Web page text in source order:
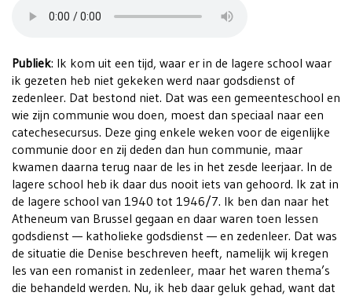
Publiek: Ik kom uit een tijd, waar er in de lagere school waar
ik gezeten heb niet gekeken werd naar godsdienst of
zedenleer. Dat bestond niet. Dat was een gemeenteschool en
wie zijn communie wou doen, moest dan speciaal naar een
catechesecursus. Deze ging enkele weken voor de eigenlijke
communie door en zij deden dan hun communie, maar
kwamen daarna terug naar de les in het zesde leerjaar. In de
lagere school heb ik daar dus nooit iets van gehoord. Ik zat in
de lagere school van 1940 tot 1946/7. Ik ben dan naar het
Atheneum van Brussel gegaan en daar waren toen lessen
godsdienst — katholieke godsdienst — en zedenleer. Dat was
de situatie die Denise beschreven heeft, namelijk wij kregen
les van een romanist in zedenleer, maar het waren thema’s
die behandeld werden. Nu, ik heb daar geluk gehad, want dat